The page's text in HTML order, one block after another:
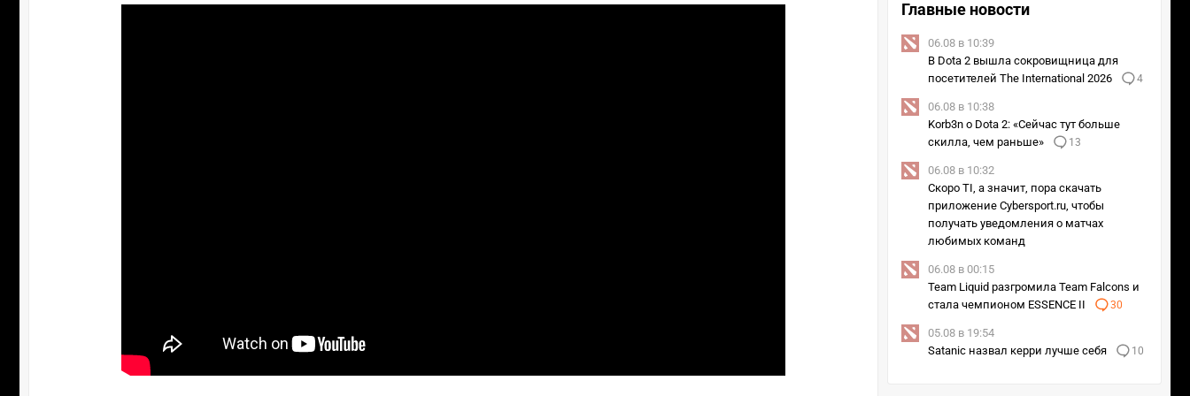
Главные новости
06.08 в 10:39
В Dota 2 вышла сокровищница для
посетителей The International 2026
4
06.08 в 10:38
Korb3n о Dota 2: «Сейчас тут больше
скилла, чем раньше»
13
06.08 в 10:32
Скоро TI, а значит, пора скачать
приложение Cybersport.ru, чтобы
получать уведомления о матчах
любимых команд
06.08 в 00:15
Team Liquid разгромила Team Falcons и
стала чемпионом ESSENCE II
30
05.08 в 19:54
Satanic назвал керри лучше себя
10